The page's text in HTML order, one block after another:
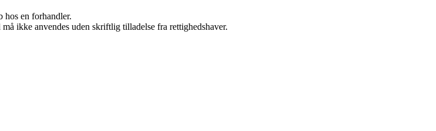
en forhandler.
ikke anvendes uden skriftlig tilladelse fra rettighedshaver.